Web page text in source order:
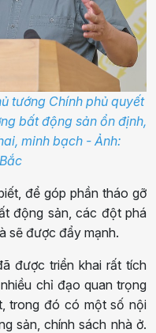
tướng Chính phủ quyết
bất động sản ổn định,
minh bạch - Ảnh:
để góp phần tháo gỡ
động sản, các đột phá
sẽ được đẩy mạnh.
được triển khai rất tích
chỉ đạo quan trọng
trong đó có một số nội
sản, chính sách nhà ở.